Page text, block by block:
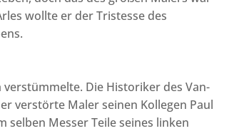
wollte er der Tristesse des
verstümmelte. Die Historiker des Van-
verstörte Maler seinen Kollegen Paul
selben Messer Teile seines linken